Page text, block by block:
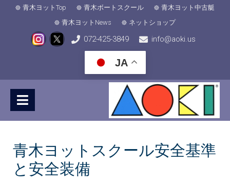
青木ヨットTop 青木ボートスクール
青木ヨット中古艇
青木ヨットNews
ネットショップ
072-425-3849 info@aoki.us
JA
青木ヨットスクール安全基準
と安全装備